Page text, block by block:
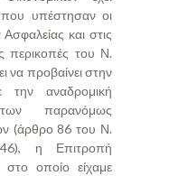
που υπέστησαν οι
και στις
περικοπές του Ν.
να προβαίνει στην
αναδρομική
παρανόμως
(άρθρο 86 του Ν.
η Επιτροπή
οποίο είχαμε